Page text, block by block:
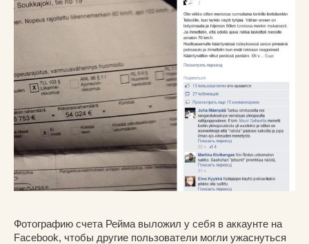
Фотографию счета Рейма выложил у себя в аккаунте на
Facebook, чтобы другие пользователи могли ужаснуться